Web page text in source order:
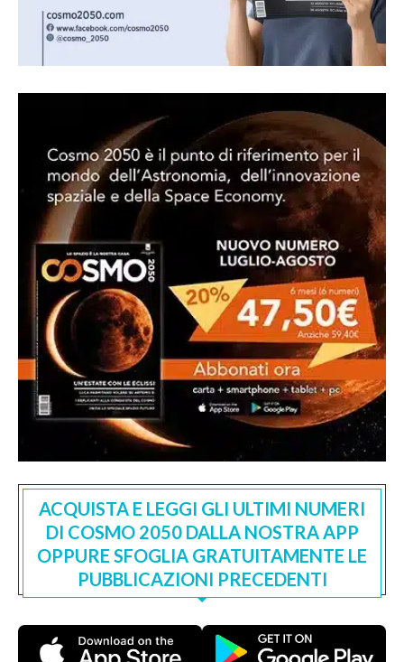
ACQUISTA E LEGGI GLI ULTIMI NUMERI
DI COSMO 2050 DALLA NOSTRA APP
OPPURE SFOGLIA GRATUITAMENTE LE
PUBBLICAZIONI PRECEDENTI